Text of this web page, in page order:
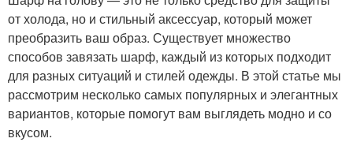
от холода, но и стильный аксессуар, который может
преобразить ваш образ. Существует множество
способов завязать шарф, каждый из которых подходит
для разных ситуаций и стилей одежды. В этой статье мы
рассмотрим несколько самых популярных и элегантных
вариантов, которые помогут вам выглядеть модно и со
вкусом.